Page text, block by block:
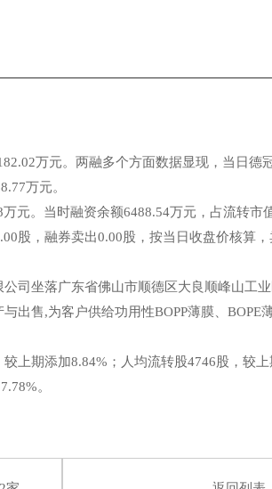
万元。两融多个方面数据显现，当日德
万元。
。当时融资余额6488.54万元，占流转市
，融券卖出0.00股，按当日收盘价核算
坐落广东省佛山市顺德区大良顺峰山工
出售,为客户供给功用性BOPP薄膜、
期添加8.84%；人均流转股4746股，较
。